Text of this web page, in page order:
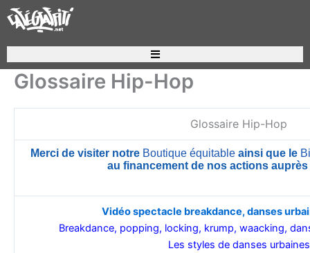
Aller
au
Glossaire Hip-Hop
Glossaire Hip-Hop
Merci de visiter notre Boutique équitableainsi que le
au financement de nos actions
Vidéo spectacle breakdance, danses
Breakdance, popping, locking, krump, waacking,
Les styles de danses urbaines